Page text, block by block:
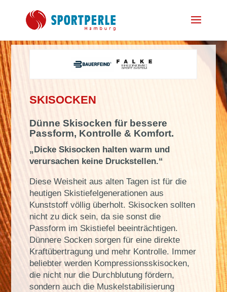
SKISOCKEN
Dünne Skisocken für bessere
Passform, Kontrolle & Komfort.
„Dicke Skisocken halten warm und
verursachen keine Druckstellen.“
Diese Weisheit aus alten Tagen ist für die
heutigen Skistiefelgenerationen aus
Kunststoff völlig überholt. Skisocken sollten
nicht zu dick sein, da sie sonst die
Passform im Skistiefel beeinträchtigen.
Dünnere Socken sorgen für eine direkte
Kraftübertragung und mehr Kontrolle. Immer
beliebter werden Kompressionsskisocken,
die nicht nur die Durchblutung fördern,
sondern auch die Muskelstabilisierung